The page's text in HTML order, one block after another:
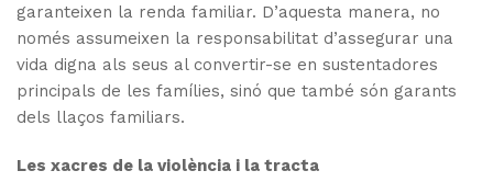
garanteixen la renda familiar. D’aquesta manera, no
només assumeixen la responsabilitat d’assegurar una
vida digna als seus al convertir-se en sustentadores
principals de les famílies, sinó que també són garants
dels llaços familiars.
Les xacres de la violència i la tracta